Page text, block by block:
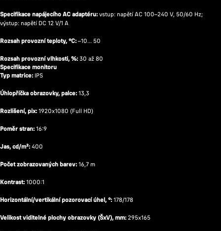
Specifikace napájecího AC adaptéru: vstup: napětí AC 100–240 V, 50/60 Hz;
výstup: napětí DC 12 V/1 A
Rozsah provozní teploty, °C: –10... 50
Rozsah provozní vlhkosti, %: 30 až 80
Specifikace monitoru
Typ matrice: IPS
Úhlopříčka obrazovky, palce: 13,3
Rozlišení, pix: 1920x1080 (Full HD)
Poměr stran: 16:9
Jas, cd/m²: 400
Počet zobrazovaných barev: 16,7 m
Kontrast: 1000:1
Horizontální/vertikální pozorovací úhel, °: 178/178
Velikost viditelné plochy obrazovky (ŠxV), mm: 295x165